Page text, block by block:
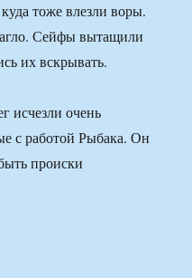
тоже влезли воры.
Сейфы вытащили
их вскрывать.
исчезли очень
с работой Рыбака. Он
происки